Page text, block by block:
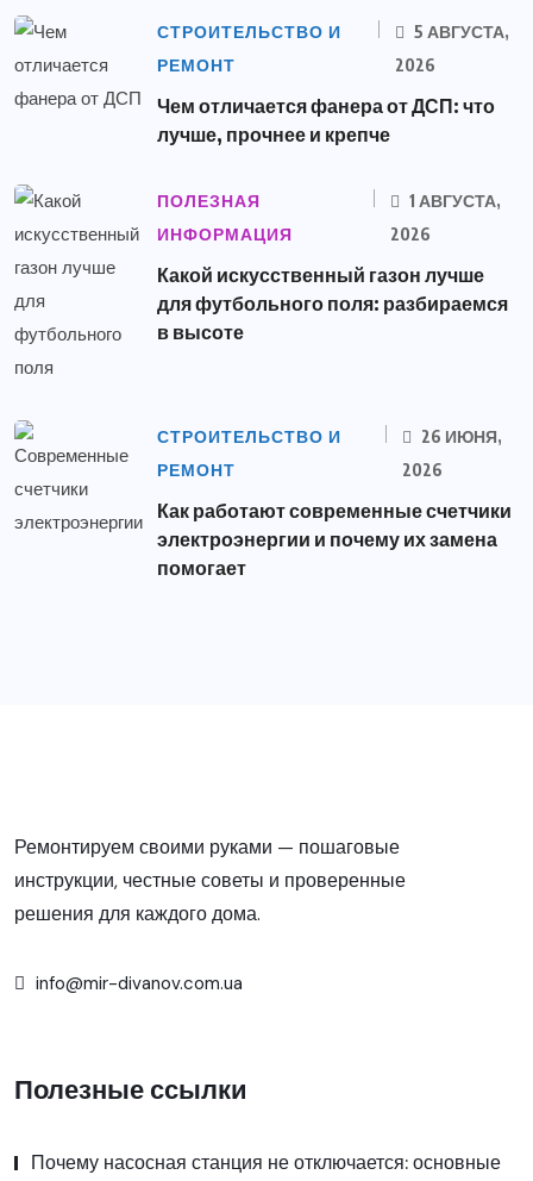
СТРОИТЕЛЬСТВО И
РЕМОНТ
5 АВГУСТА,
2026
Чем отличается фанера от ДСП: что
лучше, прочнее и крепче
ПОЛЕЗНАЯ
ИНФОРМАЦИЯ
1 АВГУСТА,
2026
Какой искусственный газон лучше
для футбольного поля: разбираемся
в высоте
СТРОИТЕЛЬСТВО И
РЕМОНТ
26 ИЮНЯ,
2026
Как работают современные счетчики
электроэнергии и почему их замена
помогает
Ремонтируем своими руками — пошаговые
инструкции, честные советы и проверенные
решения для каждого дома.
info@mir-divanov.com.ua
Полезные ссылки
Почему насосная станция не отключается: основные